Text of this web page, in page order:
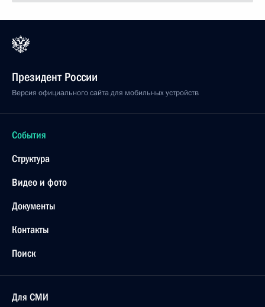
Президент России
Версия официального сайта для мобильных устройств
События
Структура
Видео и фото
Документы
Контакты
Поиск
Для СМИ